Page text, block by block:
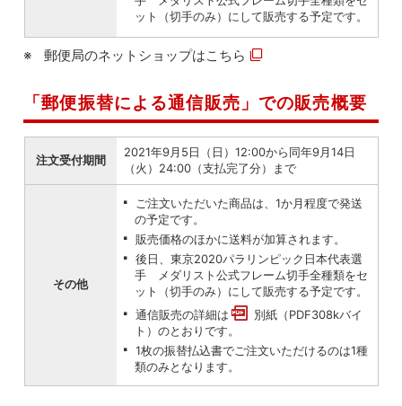
ット（切手のみ）にして販売する予定です。
郵便局のネットショップはこちら
「郵便振替による通信販売」での販売概要
注文受付期間
2021年9月5日（日）12:00から同年9月14日
（火）24:00（支払完了分）まで
その他
ご注文いただいた商品は、1か月程度で発送
の予定です。
販売価格のほかに送料が加算されます。
後日、東京2020パラリンピック日本代表選
手 メダリスト公式フレーム切手全種類をセ
ット（切手のみ）にして販売する予定です。
通信販売の詳細は
別紙（PDF308kバイ
ト）のとおりです。
1枚の振替払込書でご注文いただけるのは1種
類のみとなります。